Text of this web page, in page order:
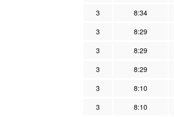
3
8:34
3
8:29
3
8:29
3
8:29
3
8:10
3
8:10